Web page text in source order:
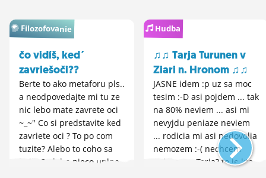
Filozofovanie
čo vidíš, ked´
zavriešoči??
Berte to ako metaforu pls..
a neodpovedajte mi tu ze
nic lebo mate zavrete oci
~_~" Co si predstavite ked
zavriete oci ? To po com
tuzite? Alebo to coho sa
bojite? Alebo nieco uplne
Hudba
♫♫ Tarja Turunen v
Ziari n. Hronom ♫♫
JASNE idem :p uz sa moc
tesim :-D asi pojdem ... tak
na 80% neviem ... asi mi
nevyjdu peniaze neviem
... rodicia mi asi nedovolia
nemozem :-( nechcem
nejdem :p Tarja? to je kto